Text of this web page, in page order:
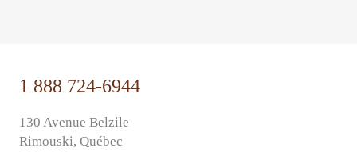
1 888 724-6944
130 Avenue Belzile
Rimouski, Québec